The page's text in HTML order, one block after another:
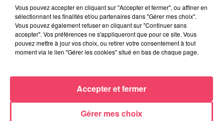
Vous pouvez accepter en cliquant sur "Accepter et fermer", ou affiner en
sélectionnant les finalités et/ou partenaires dans "Gérer mes choix".
Vous pouvez également refuser en cliquant sur "Continuer sans
accepter". Vos préférences ne s'appliqueront que pour ce site. Vous
pouvez mettre à jour vos choix, ou retirer votre consentement à tout
moment via le lien "Gérer les cookies" situé en bas de chaque page.
Gérer mes choix
Accepter et fermer